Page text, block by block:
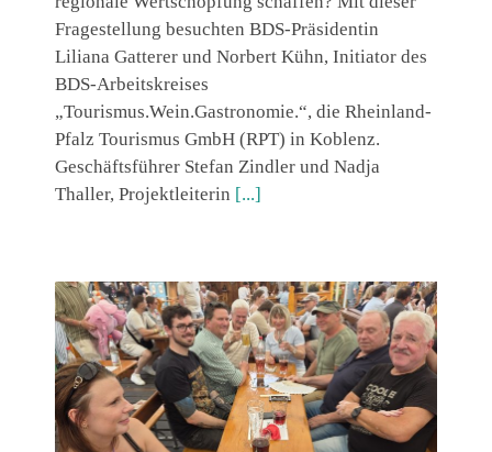
Fragestellung besuchten BDS-Präsidentin
Liliana Gatterer und Norbert Kühn, Initiator des
BDS-Arbeitskreises
„Tourismus.Wein.Gastronomie.“, die Rheinland-
Pfalz Tourismus GmbH (RPT) in Koblenz.
Geschäftsführer Stefan Zindler und Nadja
Thaller, Projektleiterin [...]